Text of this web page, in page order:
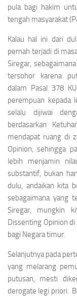
pula bagi hakim
tengah masyarakat
Kalau hal ini dari
pernah terjadi di
Siregar,
tersohor karena
dalam Pasal 378
perempuan kepada
selalu dijiwai
berdasarkan
mendapat ruang di
Opinion, sehingga
lebih menjamin
substantif, bukan
dulu, andaikan kita
sebagaimana yang
Siregar, mungkin
Dissenting Opiniondi
bagi Negara timur.
Selanjutnya pada
yang melarang
putusan, mesti
derogate legi priori.